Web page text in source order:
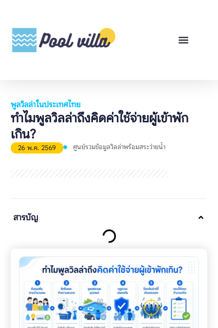
พูลวิลล่าในประเทศไทย
ทำไมพูลวิลล่าถึงคิดค่าใช้จ่ายผู้เข้าพัก
เกิน?
26 พ.ค. 2569 ศูนย์รวมข้อมูลวิลล่าพร้อมสระว่ายน้ำ
สารบัญ